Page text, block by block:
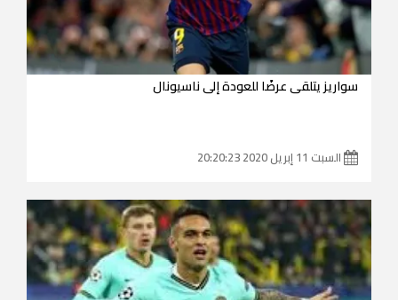
سواريز يتلقى عرضًا للعودة إلى ناسيونال
السبت 11 إبريل 2020 20:20:23